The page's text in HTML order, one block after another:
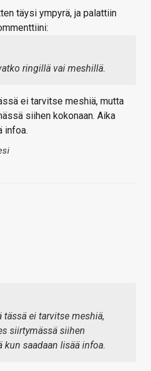
täysi ympyrä, ja palattiin
ringillä vai meshillä.
ei tarvitse meshiä, mutta
siihen kokonaan. Aika
infoa.
tässä ei tarvitse meshiä,
siirtymässä siihen
kun saadaan lisää infoa.